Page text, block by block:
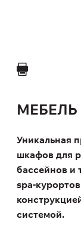
МЕБЕЛЬ
Уникальная
шкафов для
бассейнов и
spa-
системой.